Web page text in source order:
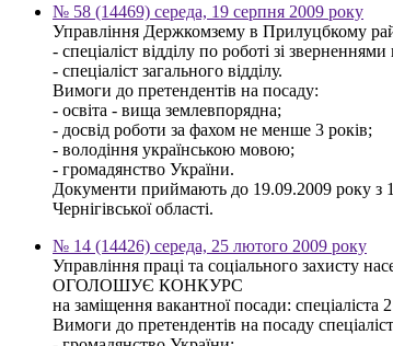
№ 58 (14469) середа, 19 серпня 2009 року
Управління Держкомзему в Прилуцбкому
- спеціаліст відділу по роботі зі
- спеціаліст загального відділу.
Вимоги до претендентів на посаду:
- освіта - вища землевпорядна;
- досвід роботи за фахом не менше 3 років;
- володіння українською мовою;
- громадянство України.
Документи приймають до 19.09.2009 року з
Чернігівської області.
№ 14 (14426) середа, 25 лютого 2009 року
Управління праці та соціального захисту
ОГОЛОШУЄ КОНКУРС
на заміщення вакантної посади: спеціаліста
Вимоги до претендентів на посаду